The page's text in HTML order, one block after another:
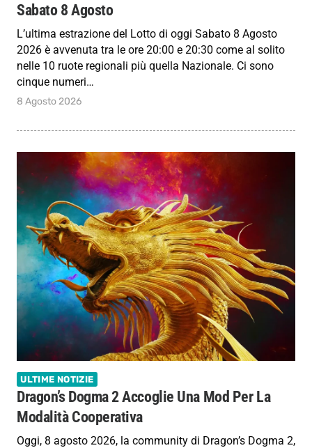
Sabato 8 Agosto
L’ultima estrazione del Lotto di oggi Sabato 8 Agosto
2026 è avvenuta tra le ore 20:00 e 20:30 come al solito
nelle 10 ruote regionali più quella Nazionale. Ci sono
cinque numeri…
8 Agosto 2026
ULTIME NOTIZIE
Dragon’s Dogma 2 Accoglie Una Mod Per La
Modalità Cooperativa
Oggi, 8 agosto 2026, la community di Dragon’s Dogma 2,